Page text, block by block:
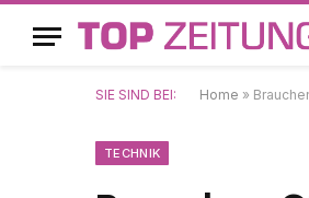
SIE SIND BEI: Home »
TECHNIK